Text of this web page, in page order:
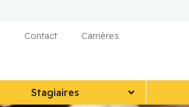
Contact Carrières
Stagiaires